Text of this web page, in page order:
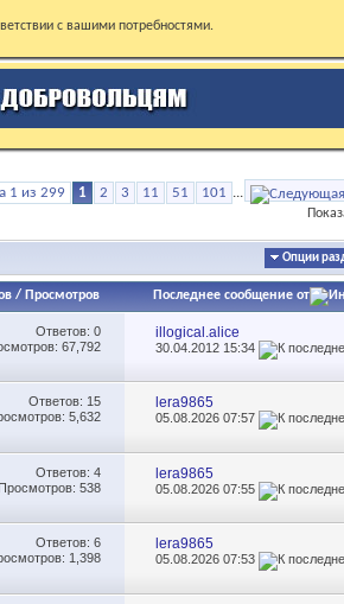
с вашими потребностями.
1 из 299 1 2 3 11 51 101 ...
Опции
/ Просмотров Последнее сообщение от
Ответов: 0
67,792
illogical.alice
30.04.2012 15:34
Ответов: 15
5,632
lera9865
05.08.202607:57
Ответов: 4
Просмотров: 538
lera9865
05.08.202607:55
Ответов: 6
1,398
lera9865
05.08.202607:53